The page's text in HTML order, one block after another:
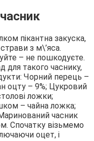
пікантна закуска,
з м\’яса.
– не пошкодуєте.
для такого часнику,
Чорний перець –
оцту – 9%; Цукровий
ложки;
– чайна ложка;
часник
Спочатку візьмемо
оцет, і